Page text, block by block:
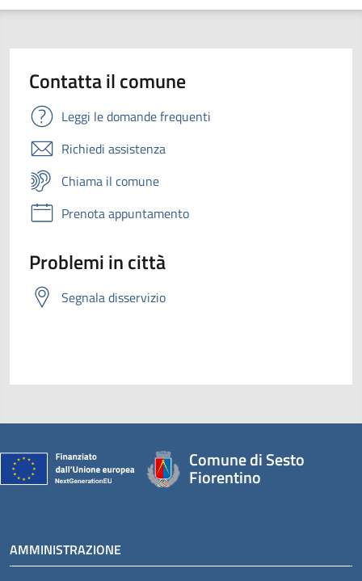
Contatta il comune
Leggi le domande frequenti
Richiedi assistenza
Chiama il comune
Prenota appuntamento
Problemi in città
Segnala disservizio
Comune di Sesto
Fiorentino
AMMINISTRAZIONE